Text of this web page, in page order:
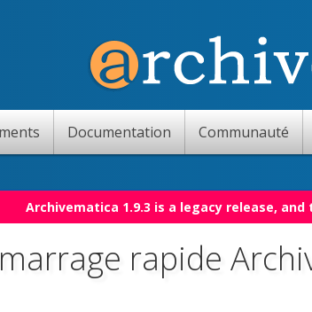
Documentation Communauté
Archivematica 1.9.3 is a legacy release,
rapide